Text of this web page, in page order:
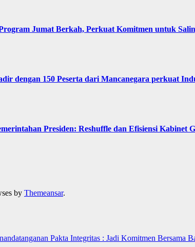
Jumat Berkah, Perkuat Komitmen untuk
dengan 150 Peserta dari Mancanegara perkuat
Presiden: Reshuffle dan Efisiensi Kabinet
by Themeansar.
Pakta Integritas : Jadi Komitmen Bersama